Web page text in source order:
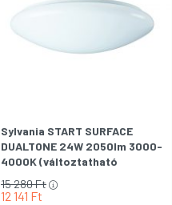
Sylvania START SURFACE
DUALTONE 24W 2050lm 3000-
4000K (változtatható
830/840 LED-es fali-
12 141 Ft
15 280Ft